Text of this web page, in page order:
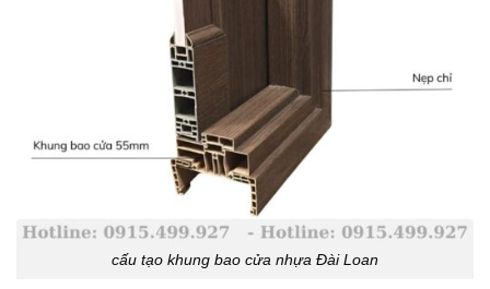
cấu tạo khung bao cửa nhựa Đài Loan